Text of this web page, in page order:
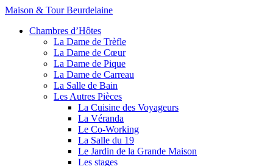
Maison & Tour Beurdelaine
Chambres d’Hôtes
La Dame de Trèfle
La Dame de Cœur
La Dame de Pique
La Dame de Carreau
La Salle de Bain
Les Autres Pièces
La Cuisine des Voyageurs
La Véranda
Le Co-Working
La Salle du 19
Le Jardin de la Grande Maison
Les stages